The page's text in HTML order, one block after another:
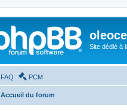
Site dédié à
FAQ PCM
Accueil du forum